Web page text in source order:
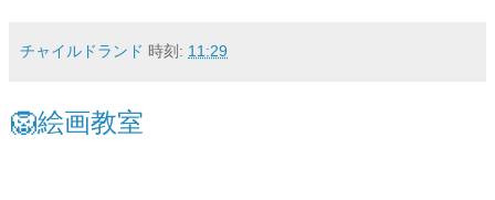
チャイルドランド 時刻: 11:29
🦁絵画教室